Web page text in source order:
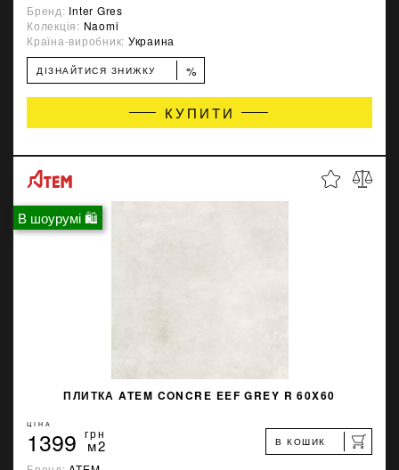
Бренд: Inter Gres
Колекція: Naomi
Країна-виробник: Украина
ДІЗНАЙТИСЯ ЗНИЖКУ %
КУПИТИ
В шоурумі 🛍
ПЛИТКА ATEM CONCRE EEF GREY R 60X60
ЦІНА
1399 грн
м2 В КОШИК